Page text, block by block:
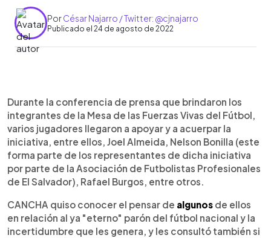
PorCésar Najarro / Twitter: @cjnajarro
Publicado el 24 de agosto de 2022
► Escuchar artículo
Durante la conferencia de prensa que brindaron los
integrantes de la Mesa de las Fuerzas Vivas del Fútbol,
varios jugadores llegaron a apoyar y a acuerpar la
iniciativa, entre ellos, Joel Almeida, Nelson Bonilla (este
forma parte de los representantes de dicha iniciativa
por parte de la Asociación de Futbolistas Profesionales
de El Salvador), Rafael Burgos, entre otros.
CANCHA quiso conocer el pensar de algunos de ellos
en relación al ya "eterno" parón del fútbol nacional y la
incertidumbre que les genera, y les consultó también si